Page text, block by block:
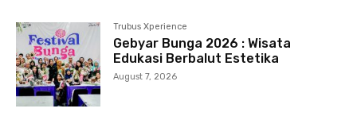
Trubus Xperience
Gebyar Bunga 2026 : Wisata
Edukasi Berbalut Estetika
August 7, 2026